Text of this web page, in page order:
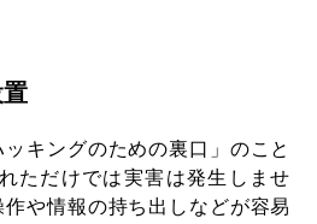
キングのための裏口」のこと
ただけでは実害は発生しませ
や情報の持ち出しなどが容易